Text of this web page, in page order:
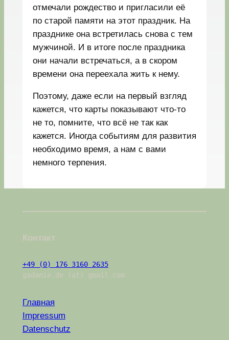
отмечали рождество и пригласили её
по старой памяти на этот праздник. На
празднике она встретилась снова с тем
мужчиной. И в итоге после праздника
они начали встречаться, а в скором
времени она переехала жить к нему.
Поэтому, даже если на первый взгляд
кажется, что карты показывают что-то
не то, помните, что всё не так как
кажется. Иногда событиям для развития
необходимо время, а нам с вами
немного терпения.
Контакт
+49 (0) 176 3160 2635
gadanie.de (at) gmail.com
Главная
Impressum
Datenschutz